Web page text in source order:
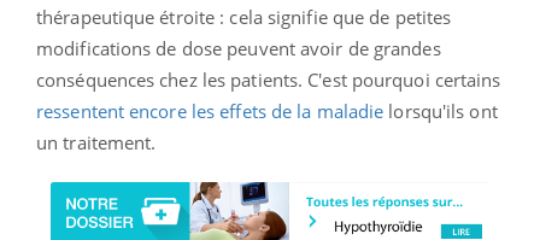
thérapeutique étroite : cela signifie que de petites
modifications de dose peuvent avoir de grandes
conséquences chez les patients. C'est pourquoi certains
ressentent encore les effets de la maladie lorsqu'ils ont
un traitement.